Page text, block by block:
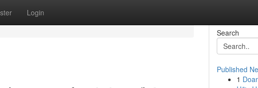
Login
Search
Published
1